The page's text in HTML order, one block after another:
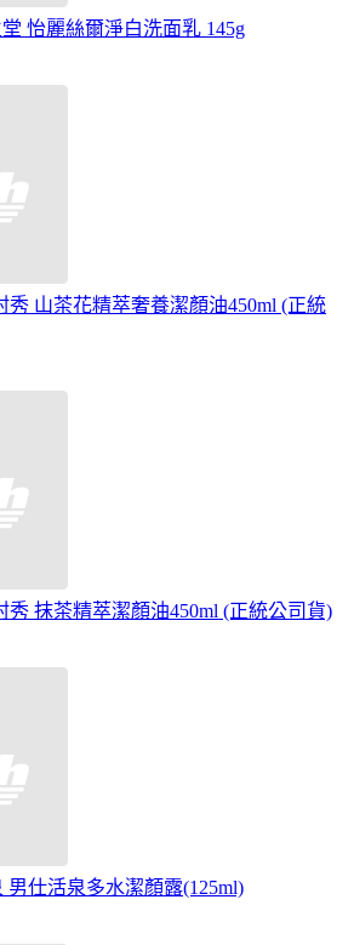
怡麗絲爾淨白洗面乳 145g
秀 山茶花精萃奢養潔顏油450ml (正統
秀 抹茶精萃潔顏油450ml (正統公司貨)
男仕活泉多水潔顏露(125ml)